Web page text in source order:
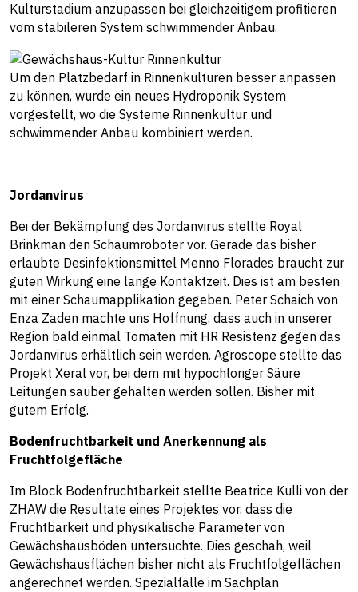
Kulturstadium anzupassen bei gleichzeitigem profitieren
vom stabileren System schwimmender Anbau.
Um den Platzbedarf in Rinnenkulturen besser anpassen
zu können, wurde ein neues Hydroponik System
vorgestellt, wo die Systeme Rinnenkultur und
schwimmender Anbau kombiniert werden.
Jordanvirus
Bei der Bekämpfung des Jordanvirus stellte Royal
Brinkman den Schaumroboter vor. Gerade das bisher
erlaubte Desinfektionsmittel Menno Florades braucht zur
guten Wirkung eine lange Kontaktzeit. Dies ist am besten
mit einer Schaumapplikation gegeben. Peter Schaich von
Enza Zaden machte uns Hoffnung, dass auch in unserer
Region bald einmal Tomaten mit HR Resistenz gegen das
Jordanvirus erhältlich sein werden. Agroscope stellte das
Projekt Xeral vor, bei dem mit hypochloriger Säure
Leitungen sauber gehalten werden sollen. Bisher mit
gutem Erfolg.
Bodenfruchtbarkeit und Anerkennung als
Fruchtfolgefläche
Im Block Bodenfruchtbarkeit stellte Beatrice Kulli von der
ZHAW die Resultate eines Projektes vor, dass die
Fruchtbarkeit und physikalische Parameter von
Gewächshausböden untersuchte. Dies geschah, weil
Gewächshausflächen bisher nicht als Fruchtfolgeflächen
angerechnet werden. Spezialfälle im Sachplan